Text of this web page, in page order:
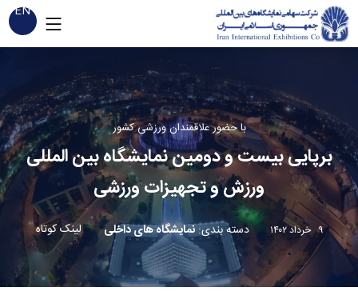
EN
با حضور علاقمندان ورزشی کشور
برپایی بیست و دومین نمایشگاه بین المللی
ورزش و تجهیزات ورزشی
۹ خرداد ۱۴۰۲ دسته بندی:نمایشگاه های داخلی لینک کوتاه